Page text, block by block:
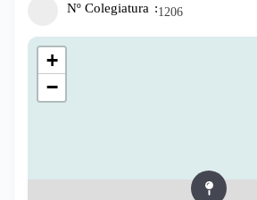
Nº Colegiatura 1206
+
−